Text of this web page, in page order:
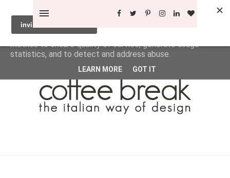
This site uses cookies from Google to deliver its services
and to analyze traffic. Your IP address and user-agent are
shared with Google along with performance and security
metrics to ensure quality of service, generate usage
statistics, and to detect and address abuse.
LEARN MORE GOT IT